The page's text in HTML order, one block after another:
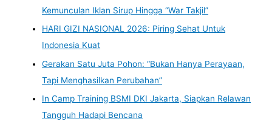
Kemunculan Iklan Sirup Hingga “War Takjil”
HARI GIZI NASIONAL 2026: Piring Sehat Untuk
Indonesia Kuat
Gerakan Satu Juta Pohon: “Bukan Hanya Perayaan,
Tapi Menghasilkan Perubahan”
In Camp Training BSMI DKI Jakarta, Siapkan Relawan
Tangguh Hadapi Bencana